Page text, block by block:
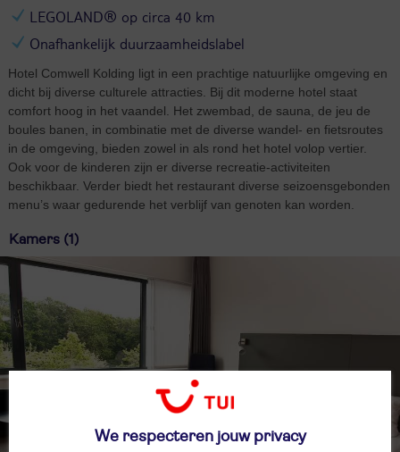
LEGOLAND® op circa 40 km
Onafhankelijk duurzaamheidslabel
Hotel Comwell Kolding ligt in een prachtige natuurlijke omgeving en
dicht bij diverse culturele attracties. Bij dit moderne hotel staat
comfort hoog in het vaandel. Het zwembad, de sauna, de jeu de
boules banen, in combinatie met de diverse wandel- en fietsroutes
in de omgeving, bieden zowel in als rond het hotel volop vertier.
Ook voor de kinderen zijn er diverse recreatie-activiteiten
beschikbaar. Verder biedt het restaurant diverse seizoensgebonden
menu’s waar gedurende het verblijf van genoten kan worden.
Kamers (1)
We respecteren jouw privacy